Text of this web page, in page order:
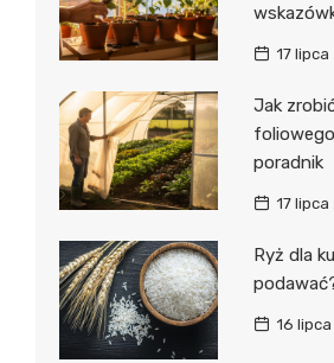
17
Jak
poradnik
17
Ryż dla
16